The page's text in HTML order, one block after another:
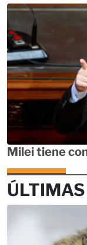
Milei tiene